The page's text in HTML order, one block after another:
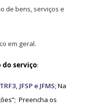
de bens, serviços e
em geral.
do serviço:
JFSP e JFMS;Na
Preencha os